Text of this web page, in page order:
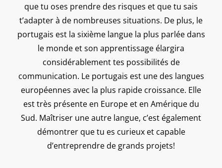
que tu oses prendre des risques et que tu sais
t’adapter à de nombreuses situations. De plus, le
portugais est la sixième langue la plus parlée dans
le monde et son apprentissage élargira
considérablement tes possibilités de
communication. Le portugais est une des langues
européennes avec la plus rapide croissance. Elle
est très présente en Europe et en Amérique du
Sud. Maîtriser une autre langue, c’est également
démontrer que tu es curieux et capable
d’entreprendre de grands projets!